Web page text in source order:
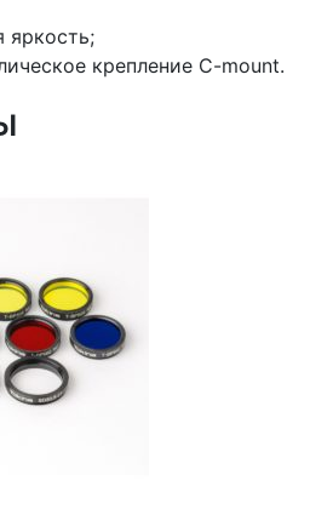
яркость;
крепление C-mount.